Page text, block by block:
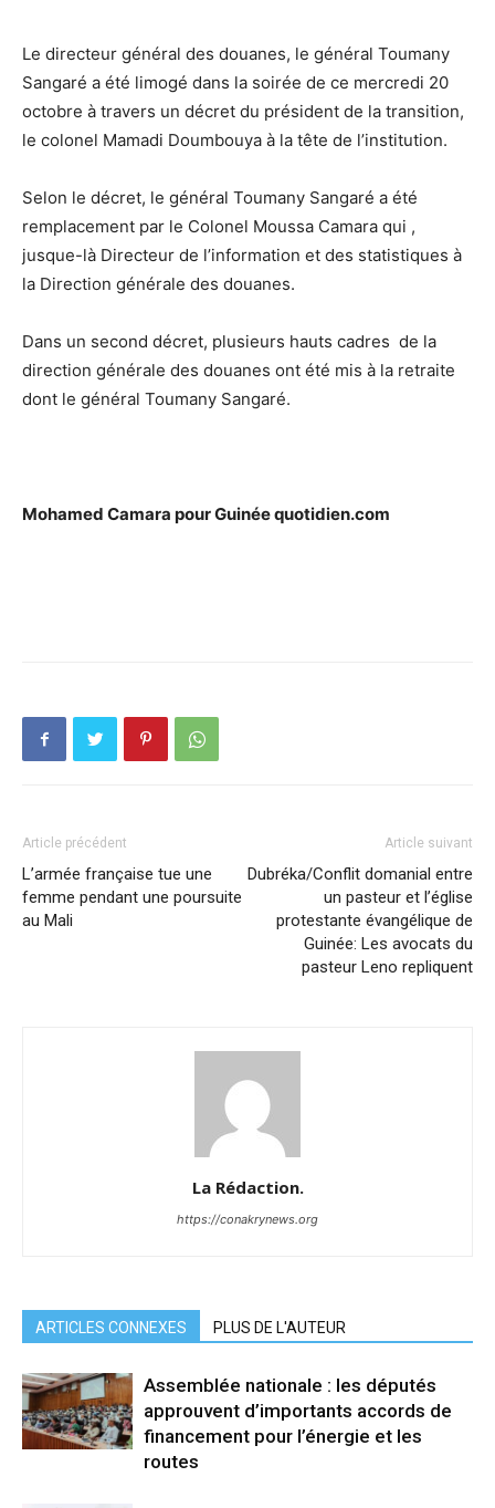
Le directeur général des douanes, le général Toumany
Sangaré a été limogé dans la soirée de ce mercredi 20
octobre à travers un décret du président de la transition,
le colonel Mamadi Doumbouya à la tête de l’institution.
Selon le décret, le général Toumany Sangaré a été
remplacement par le Colonel Moussa Camara qui ,
jusque-là Directeur de l’information et des statistiques à
la Direction générale des douanes.
Dans un second décret, plusieurs hauts cadres de la
direction générale des douanes ont été mis à la retraite
dont le général Toumany Sangaré.
Mohamed Camara pour Guinée quotidien.com
Article précédent
L’armée française tue une
femme pendant une poursuite
au Mali
Article suivant
Dubréka/Conflit domanial entre
un pasteur et l’église
protestante évangélique de
Guinée: Les avocats du
pasteur Leno repliquent
La Rédaction.
https://conakrynews.org
ARTICLES CONNEXES PLUS DE L'AUTEUR
Assemblée nationale : les députés
approuvent d’importants accords de
financement pour l’énergie et les
routes